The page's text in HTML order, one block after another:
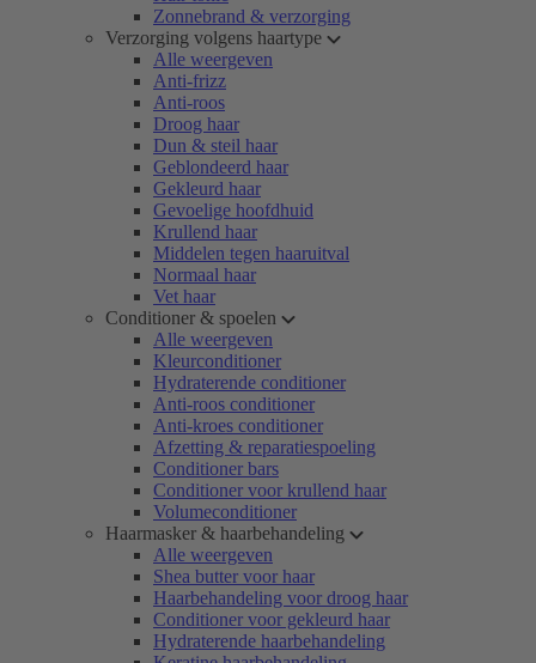
Zonnebrand & verzorging
Verzorging volgens haartype
Alle weergeven
Anti-frizz
Anti-roos
Droog haar
Dun & steil haar
Geblondeerd haar
Gekleurd haar
Gevoelige hoofdhuid
Krullend haar
Middelen tegen haaruitval
Normaal haar
Vet haar
Conditioner & spoelen
Alle weergeven
Kleurconditioner
Hydraterende conditioner
Anti-roos conditioner
Anti-kroes conditioner
Afzetting & reparatiespoeling
Conditioner bars
Conditioner voor krullend haar
Volumeconditioner
Haarmasker & haarbehandeling
Alle weergeven
Shea butter voor haar
Haarbehandeling voor droog haar
Conditioner voor gekleurd haar
Hydraterende haarbehandeling